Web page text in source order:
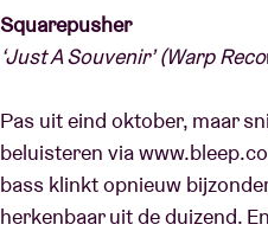
Squarepusher
‘Just A Souvenir’ (Warp Reco
Pas uit eind oktober, maar
beluisteren via
bass klinkt opnieuw
herkenbaar uit de duizend.